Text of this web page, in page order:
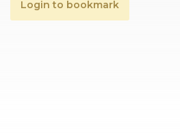
Login to bookmark